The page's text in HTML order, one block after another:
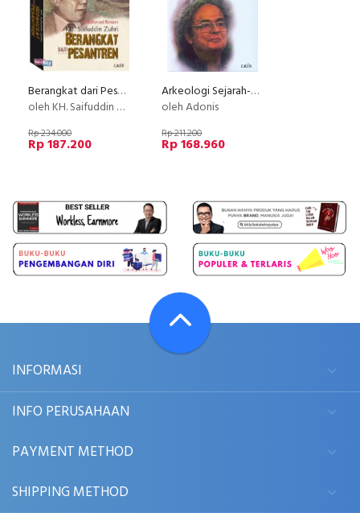
Berangkat dari Pesantren (Palapa)
oleh KH. Saifuddin Zuhri
Rp 234.000
Rp 187.200
Arkeologi Sejarah-Pemikiran Arab-Islam Volume 2
oleh Adonis
Rp 211.200
Rp 168.960
INFORMASI
INFO PERUSAHAAN
PAYMENT METHOD
SHIPPING METHOD